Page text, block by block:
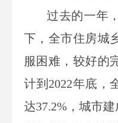
过去的一年
下，全市住房城
服困难，较好的
计到 2022年底，
达37.2% ，城市